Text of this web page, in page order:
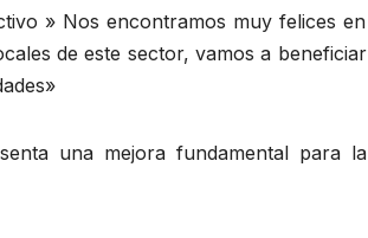
» Nos encontramos muy felices en
de este sector, vamos a beneficiar
una mejora fundamental para la